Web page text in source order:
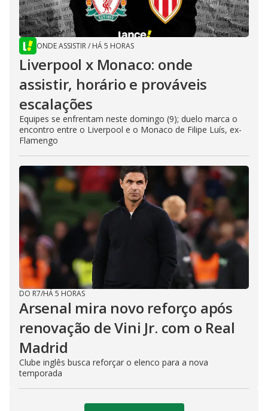
ONDE ASSISTIR/ HÁ 5 HORAS
Liverpool x Monaco: onde
assistir, horário e prováveis
escalações
Equipes se enfrentam neste domingo (9); duelo marca o
encontro entre o Liverpool e o Monaco de Filipe Luís, ex-
Flamengo
DO R7/HÁ 5 HORAS
Arsenal mira novo reforço após
renovação de Vini Jr. com o Real
Madrid
Clube inglês busca reforçar o elenco para a nova
temporada